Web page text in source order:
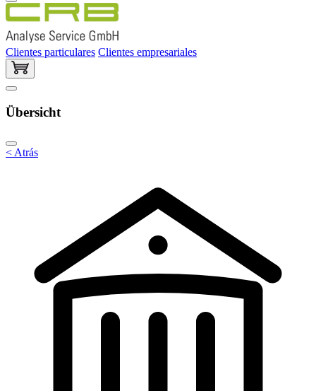
Clientes particulares Clientes empresariales
Übersicht
< Atrás